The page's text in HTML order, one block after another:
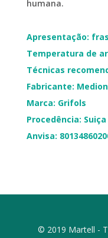
humana.
Apresentação:
Temperatura de
Técnicas
Fabricante:
Marca: Grifols
Procedência: Suiça
Anvisa:
© 2019 Martell -